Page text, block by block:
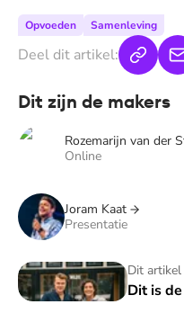
Opvoeden Samenleving
Deel dit artikel:
Dit zijn de makers
Rozemarijn van der
Online
Joram Kaat
Presentatie
Dit
Dit is
Dit is de dag